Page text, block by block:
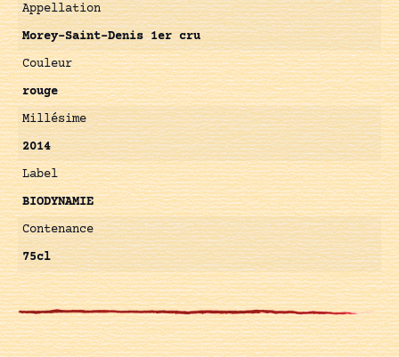
Appellation
Morey-Saint-Denis 1er cru
Couleur
rouge
Millésime
2014
Label
BIODYNAMIE
Contenance
75cl